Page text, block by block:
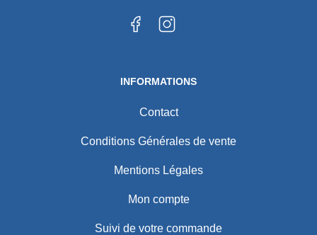
INFORMATIONS
Contact
Conditions Générales de vente
Mentions Légales
Mon compte
Suivi de votre commande